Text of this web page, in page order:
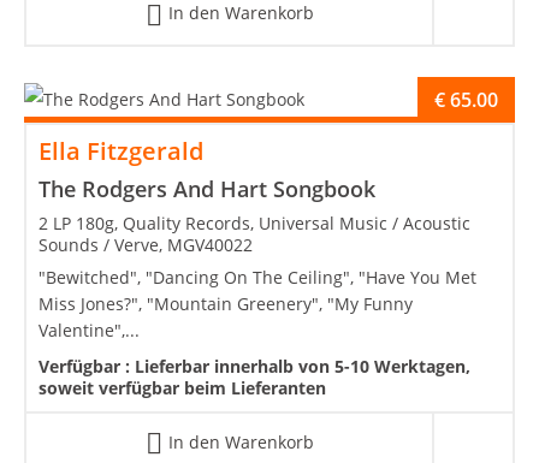
In den Warenkorb
Ella Fitzgerald
The Rodgers And Hart Songbook
€65.00
2 LP 180g, Quality Records, Universal Music / Acoustic
Sounds / Verve, MGV40022
"Bewitched", "Dancing On The Ceiling", "Have You Met
Miss Jones?", "Mountain Greenery", "My Funny
Valentine",...
Verfügbar : Lieferbar innerhalb von 5-10 Werktagen,
soweit verfügbar beim Lieferanten
In den Warenkorb